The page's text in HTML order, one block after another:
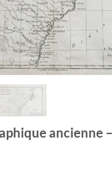
ancienne